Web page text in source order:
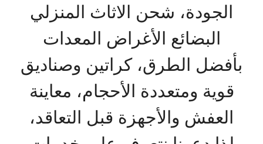
الجودة، شحن الاثاث المنزلي
البضائع الأغراض المعدات
بأفضل الطرق، كراتين وصناديق
قوية ومتعددة الأحجام، معاينة
العفش والأجهزة قبل التعاقد،